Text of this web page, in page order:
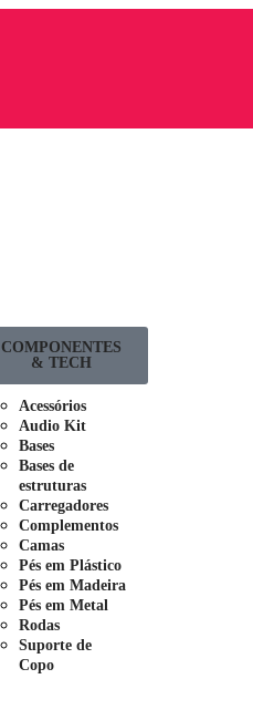
COMPONENTES
& TECH
Acessórios
Audio Kit
Bases
Bases de
estruturas
Carregadores
Complementos
Camas
Pés em Plástico
Pés em Madeira
Pés em Metal
Rodas
Suporte de
Copo